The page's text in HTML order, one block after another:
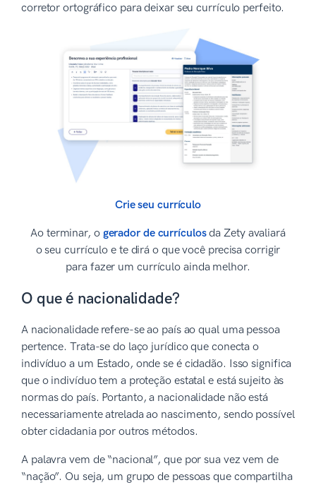
corretor ortográfico para deixar seu currículo perfeito.
Crie seu currículo
Ao terminar, o gerador de currículosda Zety avaliará
o seu currículo e te dirá o que você precisa corrigir
para fazer um currículo ainda melhor.
O que é nacionalidade?
A nacionalidade refere-se ao país ao qual uma pessoa
pertence. Trata-se do laço jurídico que conecta o
indivíduo a um Estado, onde se é cidadão. Isso significa
que o indivíduo tem a proteção estatal e está sujeito às
normas do país. Portanto, a nacionalidade não está
necessariamente atrelada ao nascimento, sendo possível
obter cidadania por outros métodos.
A palavra vem de “nacional”, que por sua vez vem de
“nação”. Ou seja, um grupo de pessoas que compartilha